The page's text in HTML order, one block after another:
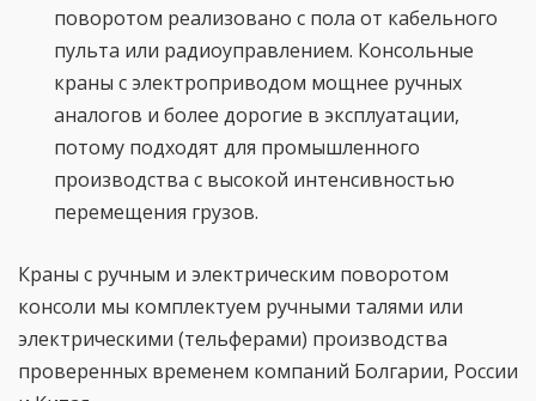
поворотом реализовано с пола от кабельного
пульта или радиоуправлением. Консольные
краны с электроприводом мощнее ручных
аналогов и более дорогие в эксплуатации,
потому подходят для промышленного
производства с высокой интенсивностью
перемещения грузов.
Краны с ручным и электрическим поворотом
консоли мы комплектуем ручными талями или
электрическими (тельферами) производства
проверенных временем компаний Болгарии, России